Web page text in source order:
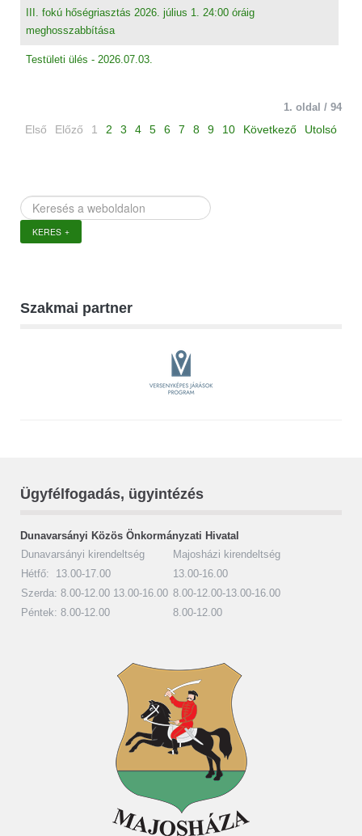
III. fokú hőségriasztás 2026. július 1. 24:00 óráig
meghosszabbítása
Testületi ülés - 2026.07.03.
1. oldal / 94
Első Előző 1 2 3 4 5 6 7 8 9 10 Következő Utolsó
Keresés
a
weboldalon
KERES
Szakmai partner
Ügyfélfogadás, ügyintézés
Dunavarsányi Közös Önkormányzati Hivatal
Dunavarsányi kirendeltség
Majosházi kirendeltség
Hétfő: 13.00-17.00
13.00-16.00
Szerda: 8.00-12.00 13.00-16.00 8.00-12.00-13.00-16.00
Péntek: 8.00-12.00
8.00-12.00